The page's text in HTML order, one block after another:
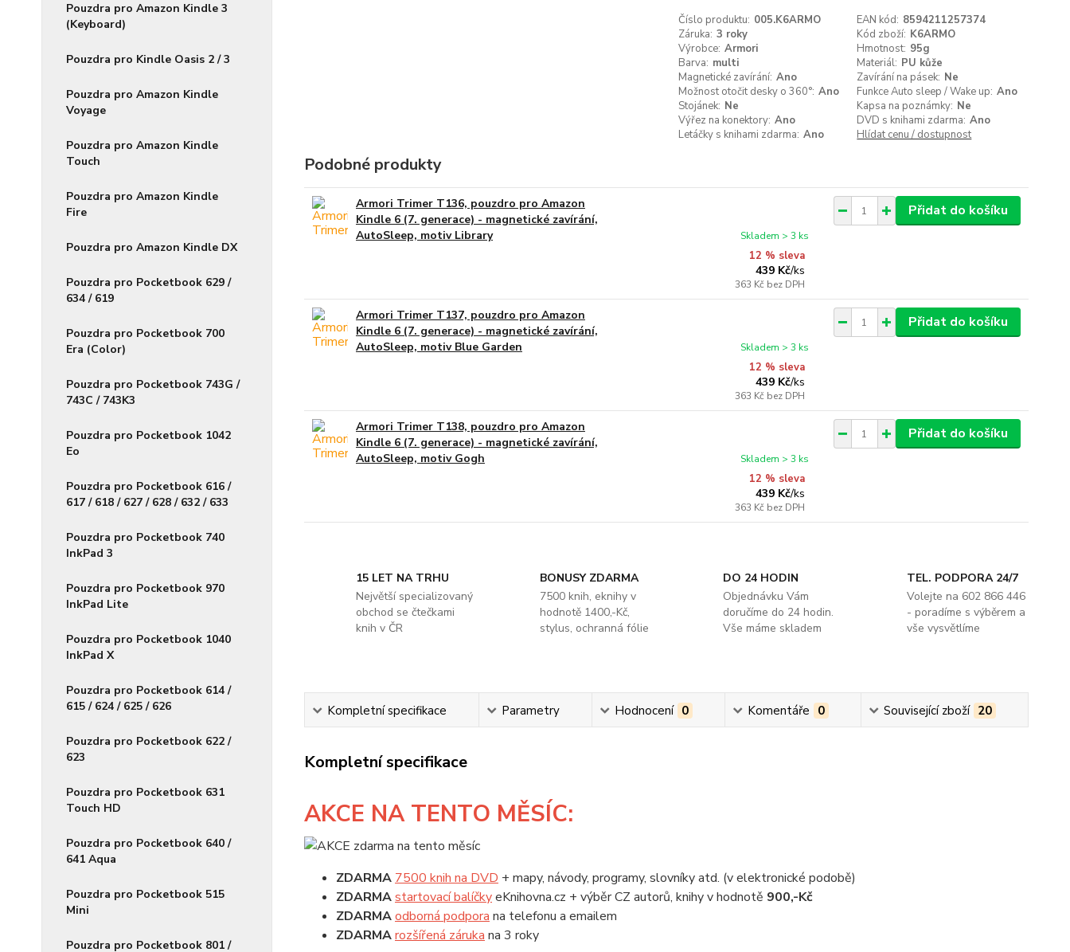
Pouzdra pro Amazon Kindle 3
(Keyboard)
Pouzdra pro Kindle Oasis 2 / 3
Pouzdra pro Amazon Kindle
Voyage
Pouzdra pro Amazon Kindle
Touch
Pouzdra pro Amazon Kindle
Fire
Pouzdra pro Amazon Kindle DX
Pouzdra pro Pocketbook 629 /
634 / 619
Pouzdra pro Pocketbook 700
Era (Color)
Pouzdra pro Pocketbook 743G /
743C / 743K3
Pouzdra pro Pocketbook 1042
Eo
Pouzdra pro Pocketbook 616 /
617 / 618 / 627 / 628 / 632 / 633
Pouzdra pro Pocketbook 740
InkPad 3
Pouzdra pro Pocketbook 970
InkPad Lite
Pouzdra pro Pocketbook 1040
InkPad X
Pouzdra pro Pocketbook 614 /
615 / 624 / 625 / 626
Pouzdra pro Pocketbook 622 /
623
Pouzdra pro Pocketbook 631
Touch HD
Pouzdra pro Pocketbook 640 /
641 Aqua
Pouzdra pro Pocketbook 515
Mini
Pouzdra pro Pocketbook 801 /
Číslo produktu: 005.K6ARMO EAN kód: 8594211257374
Záruka: 3 roky Kód zboží: K6ARMO
Výrobce: Armori Hmotnost: 95g
Barva: multi Materiál: PU kůže
Magnetické zavírání: Ano Zavírání na pásek: Ne
Možnost otočit desky o 360°: Ano Funkce Auto sleep / Wake up: Ano
Stojánek: Ne Kapsa na poznámky: Ne
Výřez na konektory: Ano DVD s knihami zdarma: Ano
Letáčky s knihami zdarma: Ano Hlídat cenu / dostupnost
Podobné produkty
Armori Trimer T136, pouzdro pro Amazon
Kindle 6 (7. generace) - magnetické zavírání,
AutoSleep, motiv Library
12 % sleva
439 Kč/ks
363 Kč bez DPH
Skladem > 3 ks
Přidat do košíku
Armori Trimer T137, pouzdro pro Amazon
Kindle 6 (7. generace) - magnetické zavírání,
AutoSleep, motiv Blue Garden
12 % sleva
439 Kč/ks
363 Kč bez DPH
Skladem > 3 ks
Přidat do košíku
Armori Trimer T138, pouzdro pro Amazon
Kindle 6 (7. generace) - magnetické zavírání,
AutoSleep, motiv Gogh
12 % sleva
439 Kč/ks
363 Kč bez DPH
Skladem > 3 ks
Přidat do košíku
15 LET NA TRHU
Největší specializovaný
obchod se čtečkami
knih v ČR
BONUSY ZDARMA
7500 knih, eknihy v
hodnotě 1400,-Kč,
stylus, ochranná fólie
DO 24 HODIN
Objednávku Vám
doručíme do 24 hodin.
Vše máme skladem
TEL. PODPORA 24/7
Volejte na 602 866 446
- poradíme s výběrem a
vše vysvětlíme
Kompletní specifikace Parametry Hodnocení 0 Komentáře 0 Související zboží 20
Kompletní specifikace
AKCE NA TENTO MĚSÍC:
ZDARMA 7500 knih na DVD + mapy, návody, programy, slovníky atd. (v elektronické podobě)
ZDARMAstartovací balíčkyeKnihovna.cz + výběr CZ autorů, knihy v hodnotě 900,-Kč
ZDARMAodborná podpora na telefonu a emailem
ZDARMArozšířená záruka na 3 roky